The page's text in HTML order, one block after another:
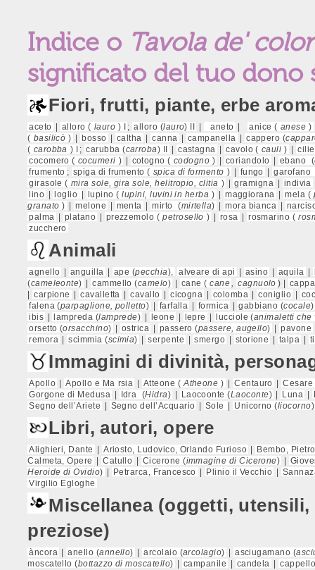
Indice o Tavola de'
significato del tuo dono
Fiori, frutti, piante, erbe
aceto | alloro ( lauro ) I ; alloro (lauro) II | aneto | anice ( anese )
( basilicò ) | bosso | caltha | canna | campanella | cappero (
( carobba ) I ; carubba (carroba) II | castagna | cavolo ( cauli ) |
cocomero ( cocumeri ) | cotogno ( codogno ) | coriandolo | ebano (
frumento ; spiga di frumento ( spica di formento ) | fungo | garofano
girasole ( mira sole, gira sole, helitropio, clitia ) | gramigna | indivia
lino | loglio | lupino ( lupini, luvini in herba ) | maggiorana | mela (
granato ) | melone | menta | mirto (mirtella) | mora bianca |
palma
| platano | prezzemolo ( petrosello ) | rosa | rosmarino (
zucchero
Animali
agnello | anguilla | ape (pecchia), alveare di api | asino | aquila |
(cameleonte) | cammello (camelo) | cane ( cane cagnuolo ) |
| carpione | cavalletta | cavallo | cicogna | colomba | coniglio |
falena (parpaglione, polletto) | farfalla | formica | gabbiano (cocale)
ibis | lampreda (lamprede) | leone | lepre | lucciole (animaletti che
orsetto (orsacchino) | ostrica | passero (passere, augello) | pavone
remora | scimmia (scimia) | serpente | smergo | storione | talpa |
Immagini di divinità,
Apollo | Apollo e Ma rsia | Atteone ( Atheone ) | Centauro | Cesare
Gorgone di Medusa
| Idra (Hidra) | Laocoonte (Laoconte) | Luna |
Segno dell’Ariete
| Segno dell’Acquario | Sole | Unicorno (liocorno)
Libri, autori, opere
Alighieri, Dante | Ariosto, Ludovico, Orlando Furioso |
Bembo,
Calmeta, Opere
| Catullo | Cicerone (immagine di Cicerone) |
Heroide di Ovidio) | Petrarca, Francesco | Plinio il Vecchio |
Virgilio Egloghe
Miscellanea (oggetti,
preziose)
àncora | anello (annello) | arcolaio (arcolagio) | asciugamano (
moscatello (bottazzo di moscatello) | campanile | candela |